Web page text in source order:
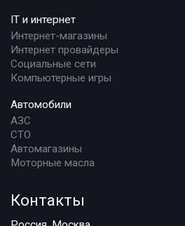
IT и интернет
Интернет-магазины
Интернет провайдеры
Социальные сети
Компьютерные игры
Автомобили
АЗС
СТО
Автомагазины
Моторные масла
Контакты